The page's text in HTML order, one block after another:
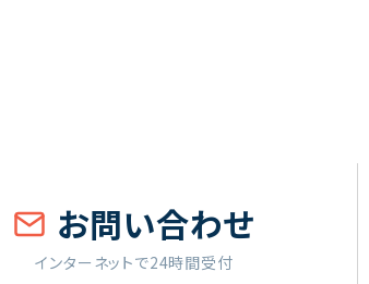
お問い合わせ
インターネットで24時間受付